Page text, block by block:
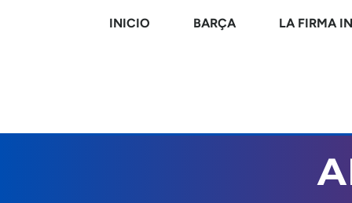
INICIO BARÇA LA FIRMA